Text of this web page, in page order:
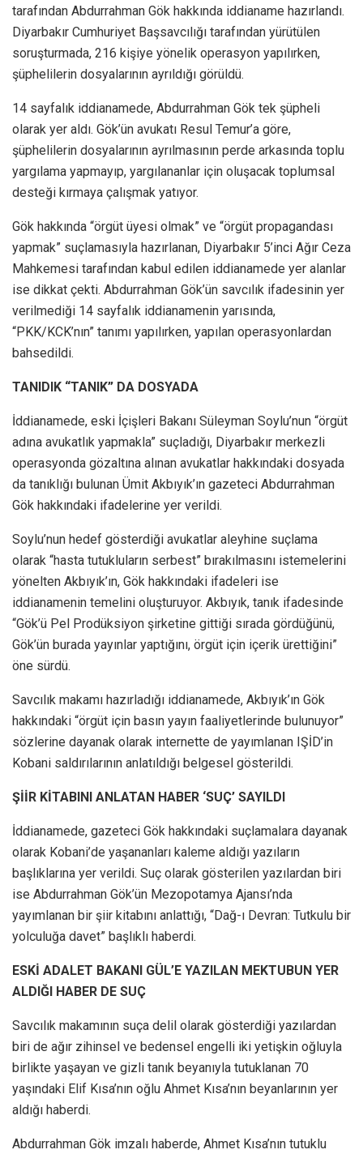
tarafından Abdurrahman Gök hakkında iddianame hazırlandı.
Diyarbakır Cumhuriyet Başsavcılığı tarafından yürütülen
soruşturmada, 216 kişiye yönelik operasyon yapılırken,
şüphelilerin dosyalarının ayrıldığı görüldü.
14 sayfalık iddianamede, Abdurrahman Gök tek şüpheli
olarak yer aldı. Gök’ün avukatı Resul Temur’a göre,
şüphelilerin dosyalarının ayrılmasının perde arkasında toplu
yargılama yapmayıp, yargılananlar için oluşacak toplumsal
desteği kırmaya çalışmak yatıyor.
Gök hakkında “örgüt üyesi olmak” ve “örgüt propagandası
yapmak” suçlamasıyla hazırlanan, Diyarbakır 5’inci Ağır Ceza
Mahkemesi tarafından kabul edilen iddianamede yer alanlar
ise dikkat çekti. Abdurrahman Gök’ün savcılık ifadesinin yer
verilmediği 14 sayfalık iddianamenin yarısında,
“PKK/KCK’nın” tanımı yapılırken, yapılan operasyonlardan
bahsedildi.
TANIDIK “TANIK” DA DOSYADA
İddianamede, eski İçişleri Bakanı Süleyman Soylu’nun “örgüt
adına avukatlık yapmakla” suçladığı, Diyarbakır merkezli
operasyonda gözaltına alınan avukatlar hakkındaki dosyada
da tanıklığı bulunan Ümit Akbıyık’ın gazeteci Abdurrahman
Gök hakkındaki ifadelerine yer verildi.
Soylu’nun hedef gösterdiği avukatlar aleyhine suçlama
olarak “hasta tutukluların serbest” bırakılmasını istemelerini
yönelten Akbıyık’ın, Gök hakkındaki ifadeleri ise
iddianamenin temelini oluşturuyor. Akbıyık, tanık ifadesinde
“Gök’ü Pel Prodüksiyon şirketine gittiği sırada gördüğünü,
Gök’ün burada yayınlar yaptığını, örgüt için içerik ürettiğini”
öne sürdü.
Savcılık makamı hazırladığı iddianamede, Akbıyık’ın Gök
hakkındaki “örgüt için basın yayın faaliyetlerinde bulunuyor”
sözlerine dayanak olarak internette de yayımlanan IŞİD’in
Kobani saldırılarının anlatıldığı belgesel gösterildi.
ŞİİR KİTABINI ANLATAN HABER ‘SUÇ’ SAYILDI
İddianamede, gazeteci Gök hakkındaki suçlamalara dayanak
olarak Kobani’de yaşananları kaleme aldığı yazıların
başlıklarına yer verildi. Suç olarak gösterilen yazılardan biri
ise Abdurrahman Gök’ün Mezopotamya Ajansı’nda
yayımlanan bir şiir kitabını anlattığı, “Dağ-ı Devran: Tutkulu bir
yolculuğa davet” başlıklı haberdi.
ESKİ ADALET BAKANI GÜL’E YAZILAN MEKTUBUN YER
ALDIĞI HABER DE SUÇ
Savcılık makamının suça delil olarak gösterdiği yazılardan
biri de ağır zihinsel ve bedensel engelli iki yetişkin oğluyla
birlikte yaşayan ve gizli tanık beyanıyla tutuklanan 70
yaşındaki Elif Kısa’nın oğlu Ahmet Kısa’nın beyanlarının yer
aldığı haberdi.
Abdurrahman Gök imzalı haberde, Ahmet Kısa’nın tutuklu